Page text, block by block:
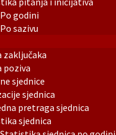
Po godini
Po sazivu
zaključaka
poziva
sjednice
sjednica
pretraga sjednica
sjednica